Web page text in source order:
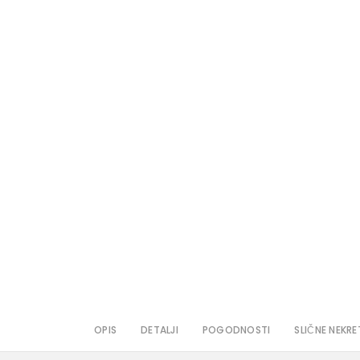
OPIS DETALJI POGODNOSTI SLIČNE